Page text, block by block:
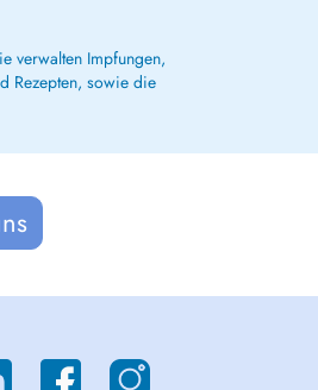
verwalten Impfungen,
Rezepten, sowie die